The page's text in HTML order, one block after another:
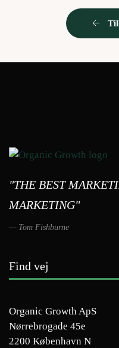
"THE BEST
MARKETING"
Tom Fishburne
Find vej
Organic Growth ApS
Nørrebrogade 45e
2200 København N